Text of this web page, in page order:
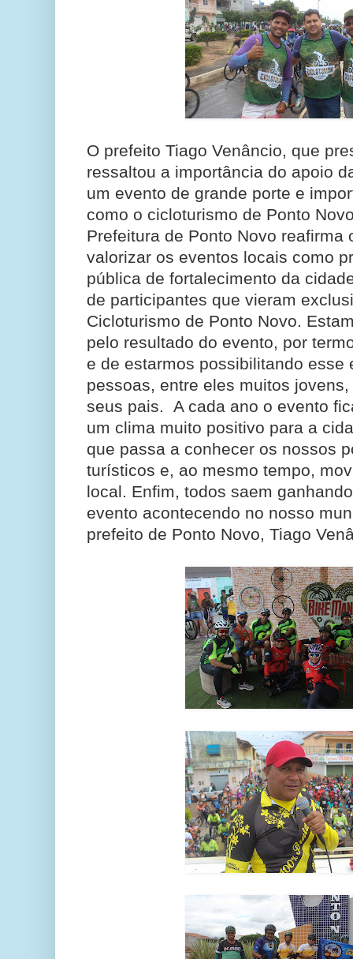
O prefeito Tiago Venâncio, que
ressaltou a importância do apoio
um evento de grande porte e
como o cicloturismo de Ponto
Prefeitura de Ponto Novo reafirma
valorizar os eventos locais como
pública de fortalecimento da
de participantes que vieram
Cicloturismo de Ponto Novo.
pelo resultado do evento, por
e de estarmos possibilitando esse
pessoas, entre eles muitos
seus pais.
A cada ano o evento
um clima muito positivo para a
que passa a conhecer os nossos
turísticos e, ao mesmo tempo,
local. Enfim, todos saem
evento acontecendo no nosso
prefeito de Ponto Novo, Tiago